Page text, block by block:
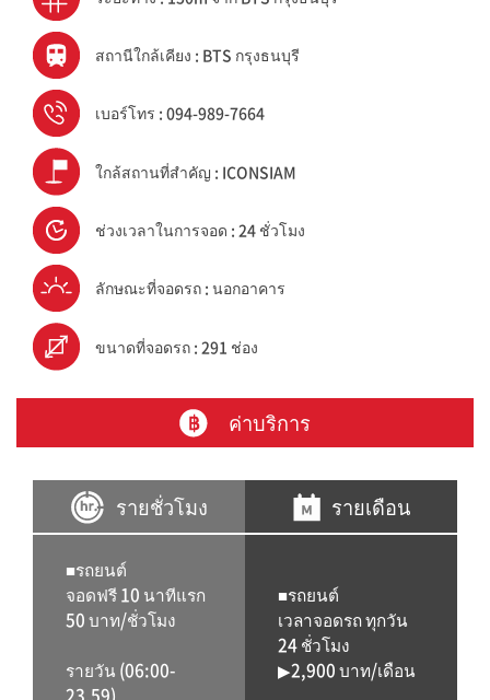
สถานีใกล้เคียง : BTS กรุงธนบุรี
เบอร์โทร : 094-989-7664
ใกล้สถานที่สำคัญ : ICONSIAM
ช่วงเวลาในการจอด : 24 ชั่วโมง
ลักษณะที่จอดรถ : นอกอาคาร
ขนาดที่จอดรถ : 291 ช่อง
ค่าบริการ
รายชั่วโมง
■รถยนต์
จอดฟรี 10 นาทีแรก
50 บาท/ชั่วโมง
รายวัน (06:00-
รายเดือน
■รถยนต์
เวลาจอดรถ ทุกวัน
24 ชั่วโมง
▶2,900 บาท/เดือน